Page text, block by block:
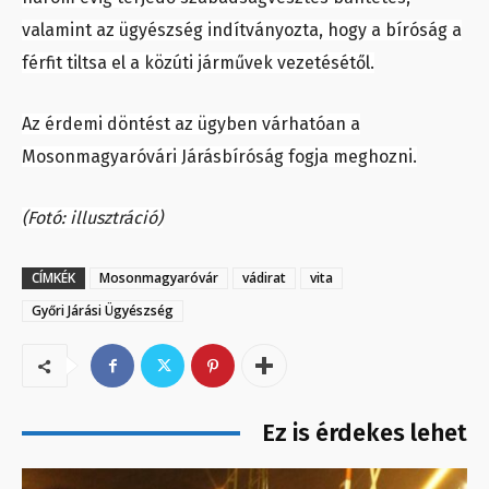
valamint az ügyészség indítványozta, hogy a bíróság a
férfit tiltsa el a közúti járművek vezetésétől.
Az érdemi döntést az ügyben várhatóan a
Mosonmagyaróvári Járásbíróság fogja meghozni.
(Fotó: illusztráció)
CÍMKÉK Mosonmagyaróvár vádirat
vita
Győri Járási Ügyészség
Ez is érdekes lehet